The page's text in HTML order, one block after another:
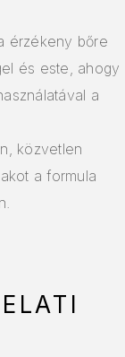
érzékeny bőre
és este, ahogy
a
közvetlen
a formula